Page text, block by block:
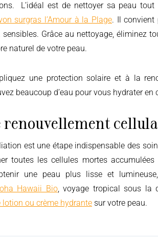
L’idéal est de nettoyer sa peau tout
surgras l’Amour à la Plage. Il convient
Grâce au nettoyage, éliminez
naturel de votre peau.
une protection solaire et à la
beaucoup d’eau pour vous hydrater en
renouvellement
toutes les cellules mortes
une peau plus lisse et
Hawaii Bio, voyage tropical sous la
lotion ou crème hydrante sur votre peau.